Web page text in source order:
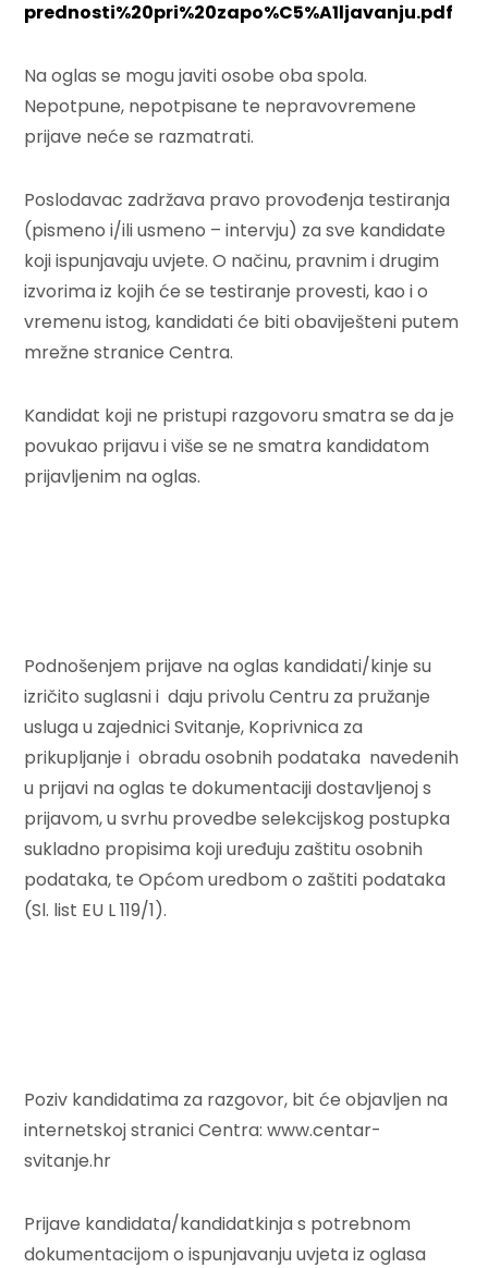
prednosti%20pri%20zapo%C5%A1ljavanju.pdf
Na oglas se mogu javiti osobe oba spola.
Nepotpune, nepotpisane te nepravovremene
prijave neće se razmatrati.
Poslodavac zadržava pravo provođenja testiranja
(pismeno i/ili usmeno – intervju) za sve kandidate
koji ispunjavaju uvjete. O načinu, pravnim i drugim
izvorima iz kojih će se testiranje provesti, kao i o
vremenu istog, kandidati će biti obaviješteni putem
mrežne stranice Centra.
Kandidat koji ne pristupi razgovoru smatra se da je
povukao prijavu i više se ne smatra kandidatom
prijavljenim na oglas.
Podnošenjem prijave na oglas kandidati/kinje su
izričito suglasni i daju privolu Centru za pružanje
usluga u zajednici Svitanje, Koprivnica za
prikupljanje i obradu osobnih podataka navedenih
u prijavi na oglas te dokumentaciji dostavljenoj s
prijavom, u svrhu provedbe selekcijskog postupka
sukladno propisima koji uređuju zaštitu osobnih
podataka, te Općom uredbom o zaštiti podataka
(Sl. list EU L 119/1).
Poziv kandidatima za razgovor, bit će objavljen na
internetskoj stranici Centra: www.centar-
svitanje.hr
Prijave kandidata/kandidatkinja s potrebnom
dokumentacijom o ispunjavanju uvjeta iz oglasa